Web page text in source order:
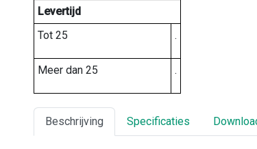
Levertijd
Tot 25
.
Meer dan 25 .
Beschrijving Specificaties